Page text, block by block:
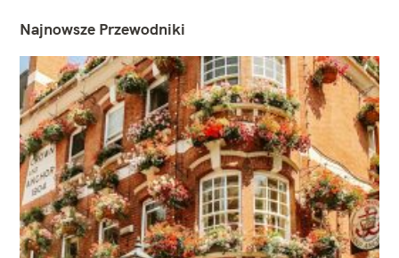
Najnowsze Przewodniki